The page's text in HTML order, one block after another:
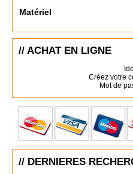
Matériel
// ACHAT EN LIGNE
Créez votre
Mot de
// DERNIERES